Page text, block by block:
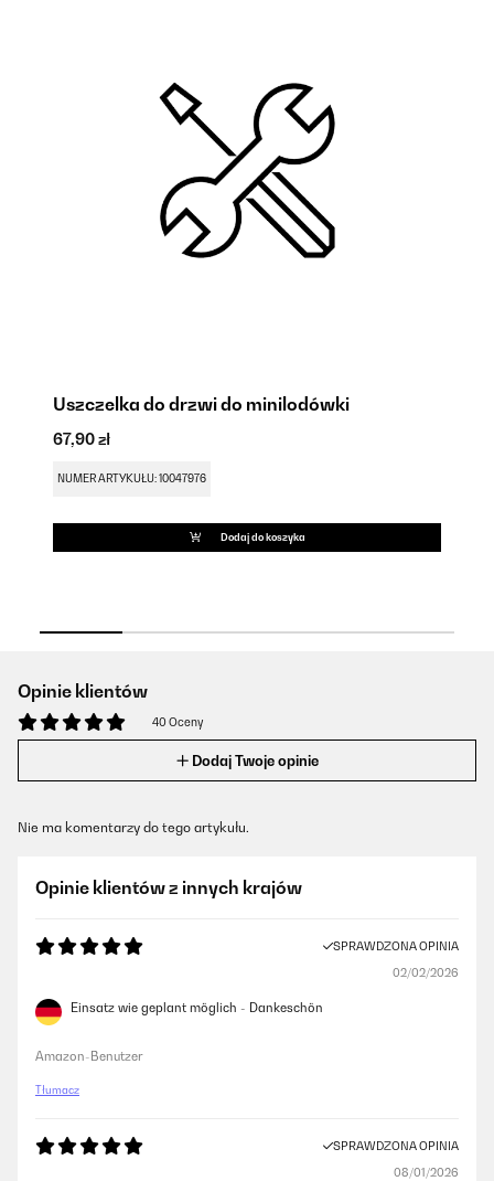
Uszczelka do drzwi do minilodówki
67,90 zł
NUMER ARTYKUŁU: 10047976
Dodaj do koszyka
Opinie klientów
40 Oceny
Dodaj Twoje opinie
Nie ma komentarzy do tego artykułu.
Opinie klientów z innych krajów
SPRAWDZONA OPINIA
02/02/2026
Einsatz wie geplant möglich - Dankeschön
Amazon-Benutzer
Tłumacz
SPRAWDZONA OPINIA
08/01/2026